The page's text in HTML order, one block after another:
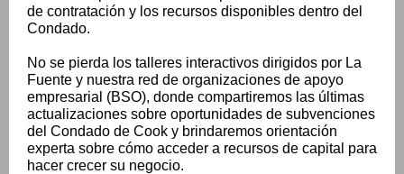
de contratación y los recursos disponibles dentro del
Condado.
No se pierda los talleres interactivos dirigidos por La
Fuente y nuestra red de organizaciones de apoyo
empresarial (BSO), donde compartiremos las últimas
actualizaciones sobre oportunidades de subvenciones
del Condado de Cook y brindaremos orientación
experta sobre cómo acceder a recursos de capital para
hacer crecer su negocio.